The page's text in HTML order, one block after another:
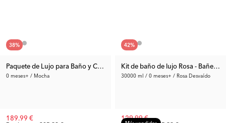
38%
Paquete de Lujo para Baño y Cambiador
0 meses+ / Mocha
189.99 €
42%
Kit de baño de lujo Rosa - Bañera
30000 ml / 0 meses+ / Rosa Desvaído
129.99 €